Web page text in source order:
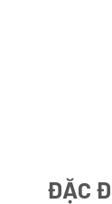
ĐẶC